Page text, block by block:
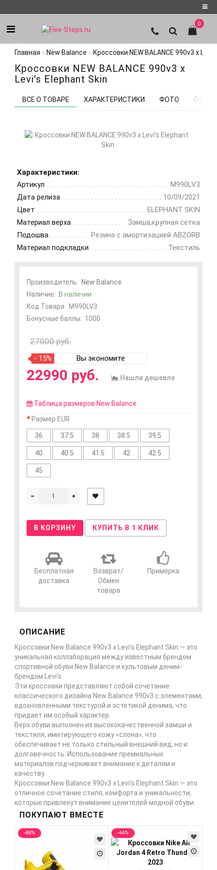
Регистрация
Авторизация
0
Главная New Balance Кроссовки NEW BALANCE 990v3 x
Кроссовки NEW BALANCE 990v3 x
Levi's Elephant Skin
ВСЕ О ТОВАРЕ ХАРАКТЕРИСТИКИ ФОТО
Характеристики:
Артикул
M990LV3
Дата релиза
10/09/2021
Цвет
ELEPHANT SKIN
Материал верха
Замша,крупная сетка
Подошва
Резина с амортизацией ABZORB
Материал подкладки
Текстиль
Производитель: New Balance
Наличие: В наличии
Код Товара: M990LV3
Бонусные баллы: 1000
27000 руб.
- 15% Вы экономите
22990 руб. Нашли дешевле
Таблица размеров New Balance
Размер EUR
36 37.5 38 38.5 39.5
40 40.5 41.5 42 42.5
45
В КОРЗИНУ КУПИТЬ В 1 КЛИК
Бесплатная
доставка
Возврат/
Обмен
товара
Примерка
ОПИСАНИЕ
Кроссовки New Balance 990v3 x Levi's Elephant Skin — это
уникальная коллаборация между известным брендом
спортивной обуви New Balance и культовым деним-
брендом Levi's.
Эти кроссовки представляют собой сочетание
классического дизайна New Balance 990v3 с элементами,
вдохновленными текстурой и эстетикой денима, что
придает им особый характер.
Верх обуви выполнен из высококачественной замши и
текстиля, имитирующего кожу «слона», что
обеспечивает не только стильный внешний вид, но и
долговечность. Использование премиальных
материалов подчеркивает внимание к деталям и
качеству.
Кроссовки New Balance 990v3 x Levi's Elephant Skin — это
отличное сочетание стиля, комфорта и уникальности,
которые привлекут внимание ценителей модной обуви.
ПОКУПАЮТ ВМЕСТЕ
-48% -44%